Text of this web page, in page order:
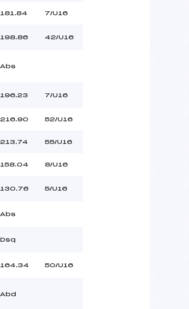
181.84 7/U16
198.86 42/U16
Abs
196.23 7/U16
216.90 52/U16
213.74 55/U16
158.04 8/U16
130.76 5/U16
Abs
Dsq
164.34 50/U16
Abd